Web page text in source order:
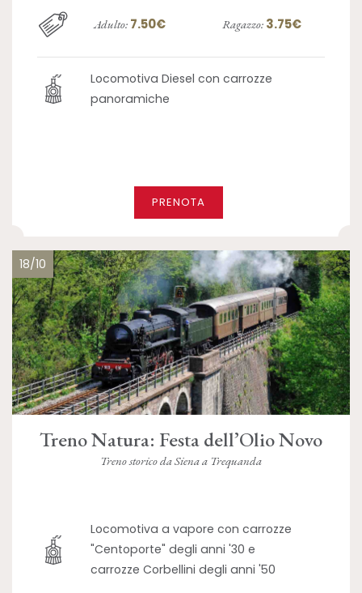
Adulto: 7.50€ Ragazzo: 3.75€
Locomotiva Diesel con carrozze
panoramiche
PRENOTA
18/10
Treno Natura: Festa dell’Olio Novo
Treno storico da Siena a Trequanda
Locomotiva a vapore con carrozze
"Centoporte" degli anni '30 e
carrozze Corbellini degli anni '50